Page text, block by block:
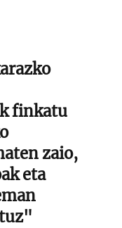
finkatu
zaio,
eta